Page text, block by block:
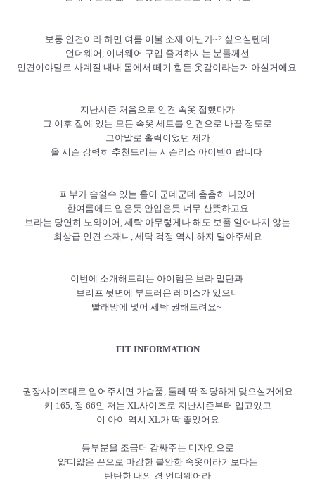
보통 인견이라 하면 여름 이불 소재 아닌가~? 싶으실텐데
언더웨어, 이너웨어 구입 즐겨하시는 분들께선
인견이야말로 사계절 내내 몸에서 떼기 힘든 옷감이라는거 아실거에요
지난시즌 처음으로 인견 속옷 접했다가
그 이후 집에 있는 모든 속옷 세트를 인견으로 바꿀 정도로
그야말로 홀릭이었던 제가
올 시즌 강력히 추천드리는 시즌리스 아이템이랍니다
피부가 숨쉴수 있는 홀이 군데군데 촘촘히 나있어
한여름에도 입은듯 안입은듯 너무 산뜻하고요
브라는 당연히 노와이어, 세탁 아무렇게나 해도 보풀 일어나지 않는
최상급 인견 소재니, 세탁 걱정 역시 하지 말아주세요
이번에 소개해드리는 아이템은 브라 밑단과
브리프 뒷면에 부드러운 레이스가 있으니
빨래망에 넣어 세탁 권해드려요~
FIT INFORMATION
권장사이즈대로 입어주시면 가슴품, 둘레 딱 적당하게 맞으실거에요
키 165, 정 66인 저는 XL사이즈로 지난시즌부터 입고있고
이 아이 역시 XL가 딱 좋았어요
등부분을 조금더 감싸주는 디자인으로
얇디얇은 끈으로 마감한 불안한 속옷이라기보다는
탄탄한 내의 겸 언더웨어라